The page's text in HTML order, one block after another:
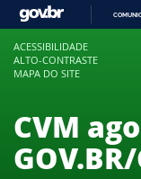
ACESSIBILIDADE
ALTO-CONTRASTE
MAPA DO SITE
CVM